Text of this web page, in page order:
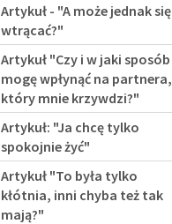
Artykuł - "A może jednak się
wtrącać?"
Artykuł "Czy i w jaki sposób
mogę wpłynąć na partnera,
który mnie krzywdzi?"
Artykuł: "Ja chcę tylko
spokojnie żyć"
Artykuł "To była tylko
kłótnia, inni chyba też tak
mają?"